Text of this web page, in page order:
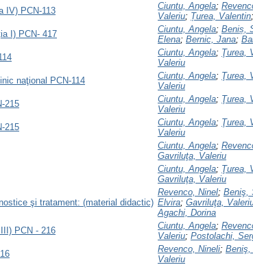
IV) PCN-113 Ciuntu, Angela;
Valeriu; Țurea, Valentin;
I) PCN- 417 Ciuntu, Angela; Beniș,
Elena; Bernic, Jana;
Ciuntu, Angela; Ţurea,
Valeriu
naţional PCN-114 Ciuntu, Angela; Ţurea,
Valeriu
215 Ciuntu, Angela; Ţurea,
Valeriu
215 Ciuntu, Angela; Ţurea,
Valeriu
Ciuntu, Angela;
Gavriluţa, Valeriu
Ciuntu, Angela; Ţurea,
Gavriluţa, Valeriu
şi tratament: (material didactic)
Revenco, Ninel; Beniş,
Elvira; Gavriluţa,
Agachi, Dorina
PCN - 216 Ciuntu, Angela;
Valeriu; Postolachi,
Revenco, Nineli; Beniş,
Valeriu